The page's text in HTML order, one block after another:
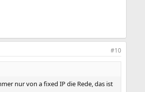
#10
nur von a fixed IP die Rede, das ist